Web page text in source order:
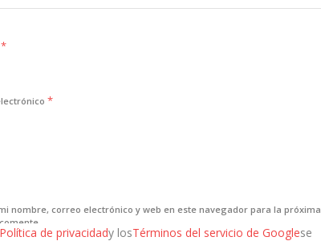
*
*
nombre, correo electrónico y web en este navegador para la próxima
Política de privacidady losTérminos del servicio de Googlese